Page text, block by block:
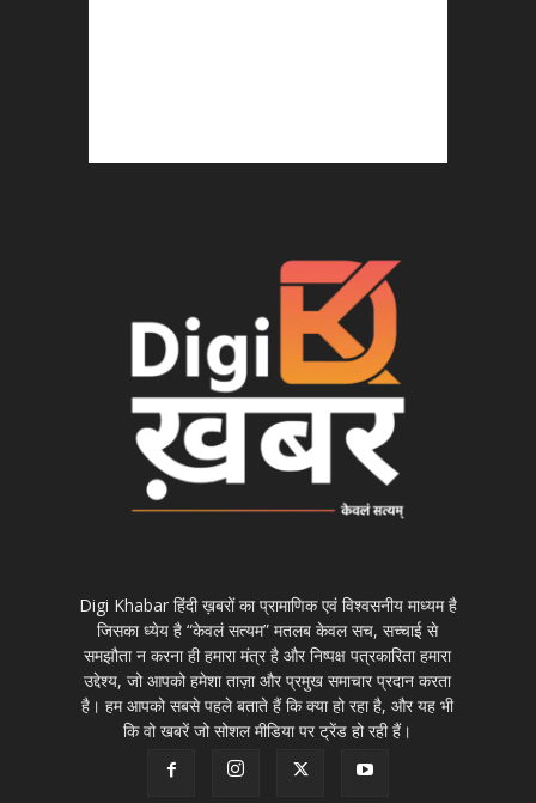
Digi Khabar हिंदी ख़बरों का प्रामाणिक एवं विश्वसनीय माध्यम है
जिसका ध्येय है “केवलं सत्यम” मतलब केवल सच, सच्चाई से
समझौता न करना ही हमारा मंत्र है और निष्पक्ष पत्रकारिता हमारा
उद्देश्य, जो आपको हमेशा ताज़ा और प्रमुख समाचार प्रदान करता
है। हम आपको सबसे पहले बताते हैं कि क्या हो रहा है, और यह भी
कि वो खबरें जो सोशल मीडिया पर ट्रेंड हो रही हैं।